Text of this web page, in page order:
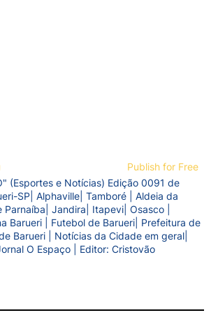
Publish for Free
(Esportes e Notícias) Edição 0091 de
SP| Alphaville| Tamboré | Aldeia da
Parnaíba| Jandira| Itapevi| Osasco |
Barueri | Futebol de Barueri| Prefeitura de
Barueri | Notícias da Cidade em geral|
O Espaço | Editor: Cristovão